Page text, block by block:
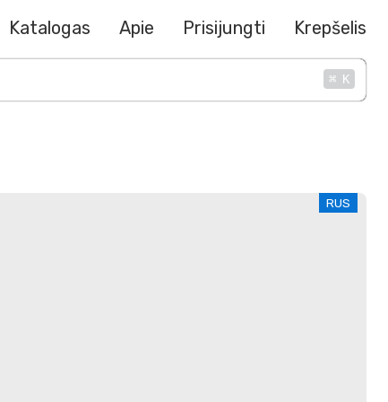
Katalogas Apie Prisijungti Krepšelis
⌘ K
RUS